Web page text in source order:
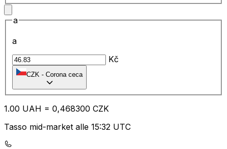
a
a
Kč
CZK - Corona ceca
1.00 UAH = 0,468300 CZK
Tasso mid-market alle 15:32 UTC